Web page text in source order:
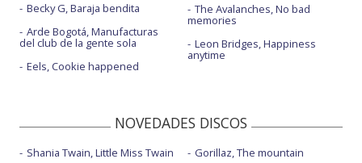
Becky G, Baraja bendita
Arde Bogotá, Manufacturas
del club de la gente sola
Eels, Cookie happened
The Avalanches, No bad
memories
Leon Bridges, Happiness
anytime
NOVEDADES DISCOS
Shania Twain, Little Miss Twain
Gorillaz, The mountain